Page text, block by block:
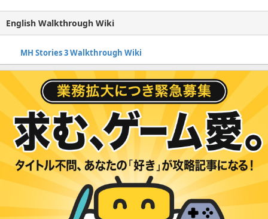
English Walkthrough Wiki
MH Stories 3 Walkthrough Wiki